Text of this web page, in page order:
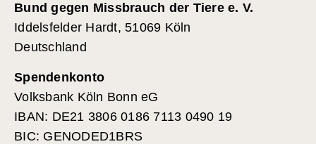
Bund gegen Missbrauch der Tiere e. V.
Iddelsfelder Hardt, 51069 Köln
Deutschland
Spendenkonto
Volksbank Köln Bonn eG
IBAN: DE21 3806 0186 7113 0490 19
BIC: GENODED1BRS